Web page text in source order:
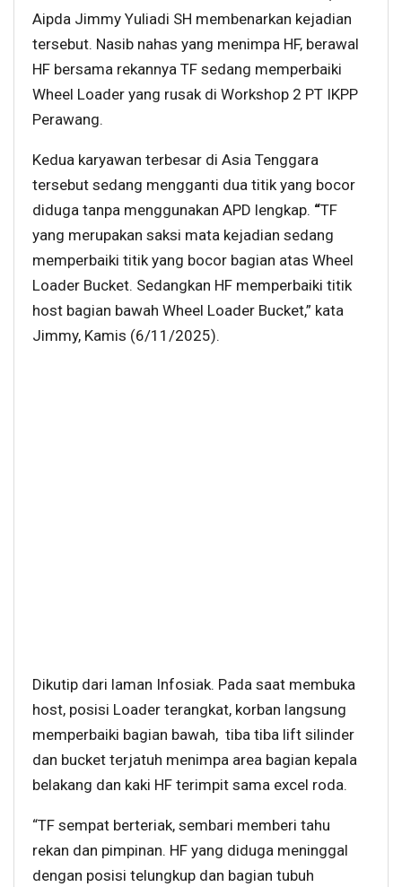
Aipda Jimmy Yuliadi SH membenarkan kejadian
tersebut. Nasib nahas yang menimpa HF, berawal
HF bersama rekannya TF sedang memperbaiki
Wheel Loader yang rusak di Workshop 2 PT IKPP
Perawang.
Kedua karyawan terbesar di Asia Tenggara
tersebut sedang mengganti dua titik yang bocor
diduga tanpa menggunakan APD lengkap. “TF
yang merupakan saksi mata kejadian sedang
memperbaiki titik yang bocor bagian atas Wheel
Loader Bucket. Sedangkan HF memperbaiki titik
host bagian bawah Wheel Loader Bucket,” kata
Jimmy, Kamis (6/11/2025).
Dikutip dari laman Infosiak. Pada saat membuka
host, posisi Loader terangkat, korban langsung
memperbaiki bagian bawah, tiba tiba lift silinder
dan bucket terjatuh menimpa area bagian kepala
belakang dan kaki HF terimpit sama excel roda.
“TF sempat berteriak, sembari memberi tahu
rekan dan pimpinan. HF yang diduga meninggal
dengan posisi telungkup dan bagian tubuh